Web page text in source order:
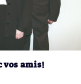
vos amis!